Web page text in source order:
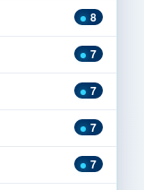
8
7
7
7
7